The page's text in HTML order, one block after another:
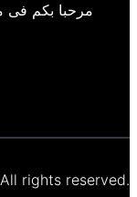
مرحبا بكم فى
rights reserved.